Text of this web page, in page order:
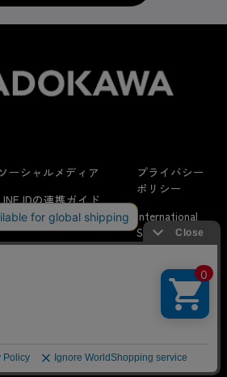
ソーシャルメディア
IDの連携ガイド
プライバシー
ポリシー
International
Shipping
リクエスト
向上およびコンテンツの最適な提供、ト
としてCookieを使用しています。
場合、Cookieの利用に同意したことも
承諾する